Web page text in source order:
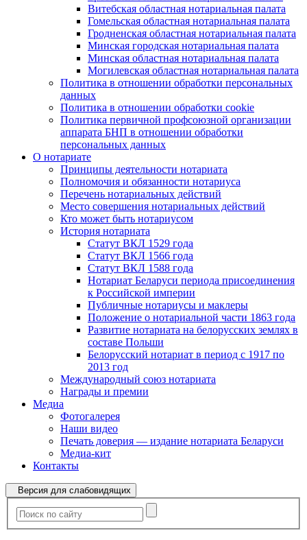
Витебская областная нотариальная палата
Гомельская областная нотариальная палата
Гродненская областная нотариальная палата
Минская городская нотариальная палата
Минская областная нотариальная палата
Могилевская областная нотариальная палата
Политика в отношении обработки персональных
данных
Политика в отношении обработки cookie
Политика первичной профсоюзной организации
аппарата БНП в отношении обработки
персональных данных
О нотариате
Принципы деятельности нотариата
Полномочия и обязанности нотариуса
Перечень нотариальных действий
Место совершения нотариальных действий
Кто может быть нотариусом
История нотариата
Статут ВКЛ 1529 года
Статут ВКЛ 1566 года
Статут ВКЛ 1588 года
Нотариат Беларуси периода присоединения
к Российской империи
Публичные нотариусы и маклеры
Положение о нотариальной части 1863 года
Развитие нотариата на белорусских землях в
составе Польши
Белорусский нотариат в период с 1917 по
2013 год
Международный союз нотариата
Награды и премии
Медиа
Фотогалерея
Наши видео
Печать доверия — издание нотариата Беларуси
Медиа-кит
Контакты
Версия для слабовидящих